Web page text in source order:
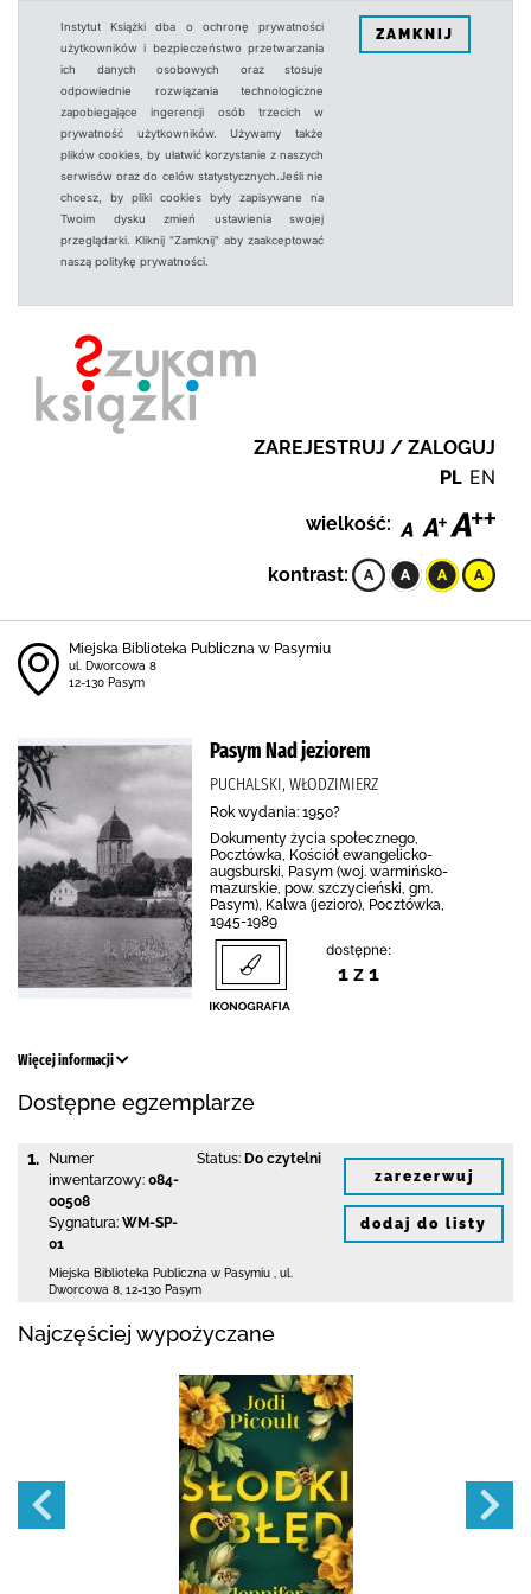
Instytut Książki dba o ochronę prywatności
użytkowników i bezpieczeństwo przetwarzania
ich danych osobowych oraz stosuje
odpowiednie rozwiązania technologiczne
zapobiegające ingerencji osób trzecich w
prywatność użytkowników. Używamy także
plików cookies, by ułatwić korzystanie z naszych
serwisów oraz do celów statystycznych.Jeśli nie
chcesz, by pliki cookies były zapisywane na
Twoim dysku zmień ustawienia swojej
przeglądarki. Kliknij "Zamknij" aby zaakceptować
naszą politykę prywatności.
ZAMKNIJ
ZAREJESTRUJ / ZALOGUJ
PL EN
wielkość:
kontrast:
Miejska Biblioteka Publiczna w Pasymiu
ul. Dworcowa 8
12-130 Pasym
Pasym Nad jeziorem
PUCHALSKI, WŁODZIMIERZ
Rok wydania: 1950?
Dokumenty życia społecznego,
Pocztówka, Kościół ewangelicko-
augsburski, Pasym (woj. warmińsko-
mazurskie, pow. szczycieński, gm.
Pasym), Kalwa (jezioro), Pocztówka,
1945-1989
dostępne:
1 z 1
Więcej informacji
Dostępne egzemplarze
1.
Numer
inwentarzowy: 084-
00508
Sygnatura: WM-SP-
01
Status: Do czytelni
Miejska Biblioteka Publiczna w Pasymiu
ul.
Dworcowa 8 12-130 Pasym
zarezerwuj
dodaj do listy
Najczęściej wypożyczane